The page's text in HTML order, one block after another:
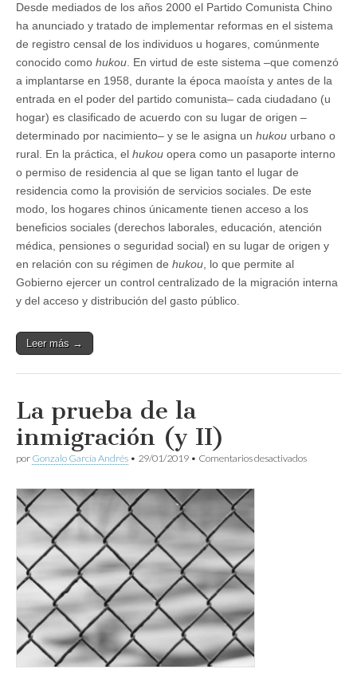
Desde mediados de los años 2000 el Partido Comunista Chino
ha anunciado y tratado de implementar reformas en el sistema
de registro censal de los individuos u hogares, comúnmente
conocido como hukou . En virtud de este sistema –que comenzó
a implantarse en 1958, durante la época maoísta y antes de la
entrada en el poder del partido comunista– cada ciudadano (u
hogar) es clasificado de acuerdo con su lugar de origen –
determinado por nacimiento– y se le asigna un hukou urbano o
rural. En la práctica, el hukou opera como un pasaporte interno
o permiso de residencia al que se ligan tanto el lugar de
residencia como la provisión de servicios sociales. De este
modo, los hogares chinos únicamente tienen acceso a los
beneficios sociales (derechos laborales, educación, atención
médica, pensiones o seguridad social) en su lugar de origen y
en relación con su régimen de hukou , lo que permite al
Gobierno ejercer un control centralizado de la migración interna
y del acceso y distribución del gasto público.
Leer más →
La prueba de la
inmigración (y II)
por Gonzalo García Andrés • 29/01/2019 • Comentarios desactivadosen